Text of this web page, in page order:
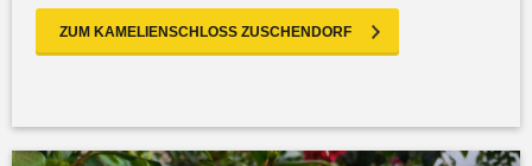
ZUM KAMELIENSCHLOSS ZUSCHENDORF